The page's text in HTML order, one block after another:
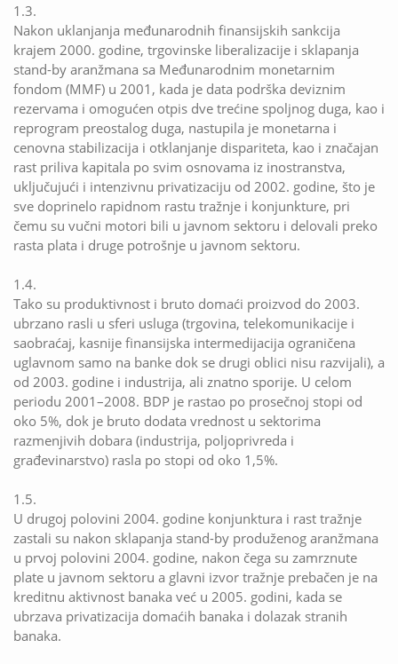
1.3.
Nakon uklanjanja međunarodnih finansijskih sankcija
krajem 2000. godine, trgovinske liberalizacije i sklapanja
stand-by aranžmana sa Međunarodnim monetarnim
fondom (MMF) u 2001, kada je data podrška deviznim
rezervama i omogućen otpis dve trećine spoljnog duga, kao i
reprogram preostalog duga, nastupila je monetarna i
cenovna stabilizacija i otklanjanje dispariteta, kao i značajan
rast priliva kapitala po svim osnovama iz inostranstva,
uključujući i intenzivnu privatizaciju od 2002. godine, što je
sve doprinelo rapidnom rastu tražnje i konjunkture, pri
čemu su vučni motori bili u javnom sektoru i delovali preko
rasta plata i druge potrošnje u javnom sektoru.
1.4.
Tako su produktivnost i bruto domaći proizvod do 2003.
ubrzano rasli u sferi usluga (trgovina, telekomunikacije i
saobraćaj, kasnije finansijska intermedijacija ograničena
uglavnom samo na banke dok se drugi oblici nisu razvijali), a
od 2003. godine i industrija, ali znatno sporije. U celom
periodu 2001–2008. BDP je rastao po prosečnoj stopi od
oko 5%, dok je bruto dodata vrednost u sektorima
razmenjivih dobara (industrija, poljoprivreda i
građevinarstvo) rasla po stopi od oko 1,5%.
1.5.
U drugoj polovini 2004. godine konjunktura i rast tražnje
zastali su nakon sklapanja stand-by produženog aranžmana
u prvoj polovini 2004. godine, nakon čega su zamrznute
plate u javnom sektoru a glavni izvor tražnje prebačen je na
kreditnu aktivnost banaka već u 2005. godini, kada se
ubrzava privatizacija domaćih banaka i dolazak stranih
banaka.